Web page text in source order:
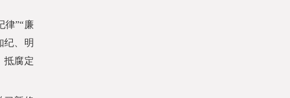
律”“廉
纪、明
抵腐定